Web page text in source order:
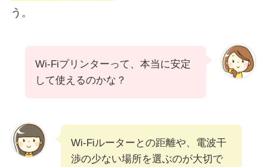
う。
Wi-Fiプリンターって、本当に安定
して使えるのかな？
Wi-Fiルーターとの距離や、電波干
渉の少ない場所を選ぶのが大切で